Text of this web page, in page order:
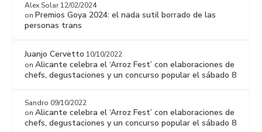
Alex Solar 12/02/2024
onPremios Goya 2024: el nada sutil borrado de las
personas trans
Juanjo Cervetto 10/10/2022
onAlicante celebra el ‘Arroz Fest’ con elaboraciones de
chefs, degustaciones y un concurso popular el sábado 8
Sandro 09/10/2022
onAlicante celebra el ‘Arroz Fest’ con elaboraciones de
chefs, degustaciones y un concurso popular el sábado 8